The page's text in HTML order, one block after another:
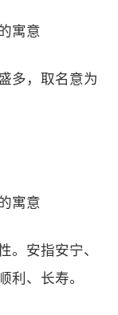
寓意
多，取名意为
寓意
。安指安宁、
利、长寿。